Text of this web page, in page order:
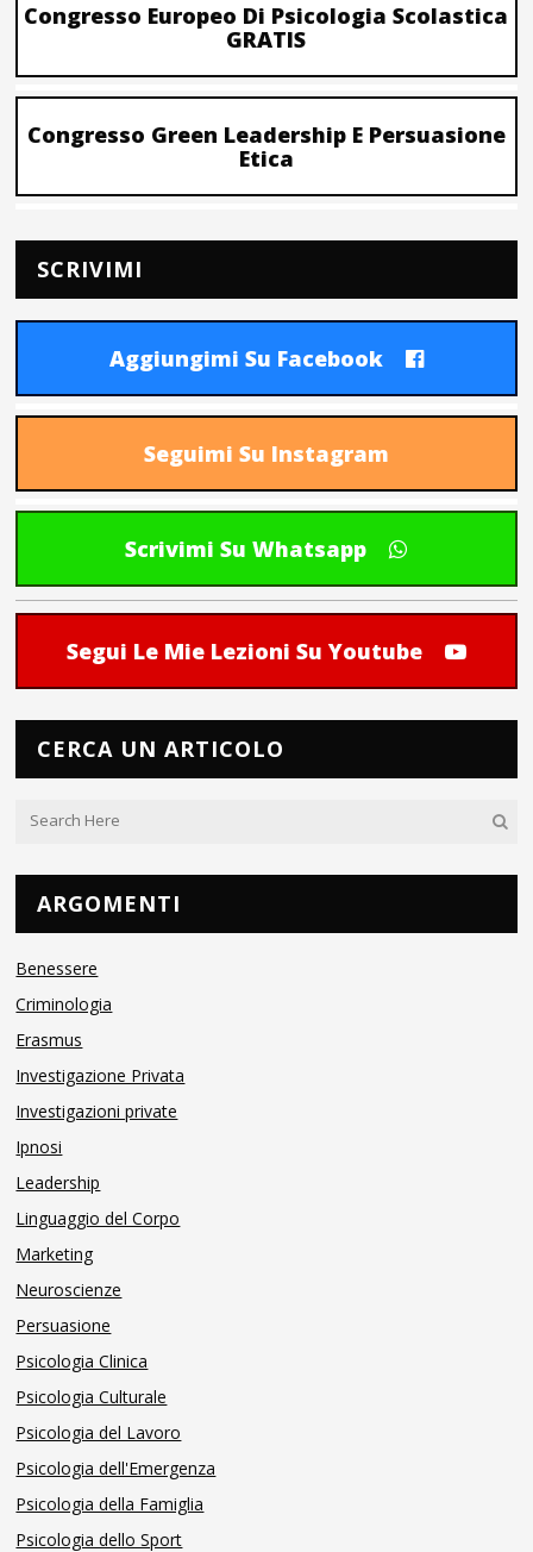
Congresso Europeo Di Psicologia Scolastica
GRATIS
Congresso Green Leadership E Persuasione
Etica
SCRIVIMI
Aggiungimi Su Facebook
Seguimi Su Instagram
Scrivimi Su Whatsapp
Segui Le Mie Lezioni Su Youtube
CERCA UN ARTICOLO
ARGOMENTI
Benessere
Criminologia
Erasmus
Investigazione Privata
Investigazioni private
Ipnosi
Leadership
Linguaggio del Corpo
Marketing
Neuroscienze
Persuasione
Psicologia Clinica
Psicologia Culturale
Psicologia del Lavoro
Psicologia dell'Emergenza
Psicologia della Famiglia
Psicologia dello Sport